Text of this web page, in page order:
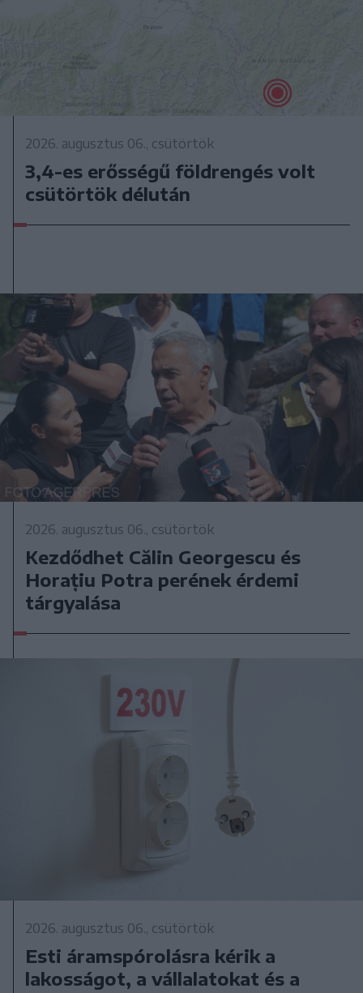
2026. augusztus 06., csütörtök
3,4-es erősségű földrengés volt
csütörtök délután
2026. augusztus 06., csütörtök
Kezdődhet Călin Georgescu és
Horațiu Potra perének érdemi
tárgyalása
2026. augusztus 06., csütörtök
Esti áramspórolásra kérik a
lakosságot, a vállalatokat és a